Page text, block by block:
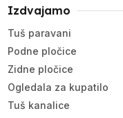
Izdvajamo
Tuš paravani
Podne pločice
Zidne pločice
Ogledala za kupatilo
Tuš kanalice